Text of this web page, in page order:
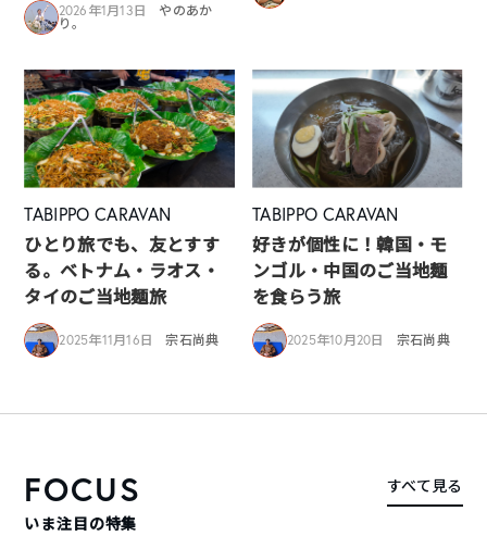
2026年1月13日
やのあか
り。
TABIPPO CARAVAN
ひとり旅でも、友とすす
る。ベトナム・ラオス・
タイのご当地麺旅
2025年11月16日 宗石尚典
TABIPPO CARAVAN
好きが個性に！韓国・モ
ンゴル・中国のご当地麺
を食らう旅
2025年10月20日 宗石尚典
FOCUS
いま注目の特集
すべて見る